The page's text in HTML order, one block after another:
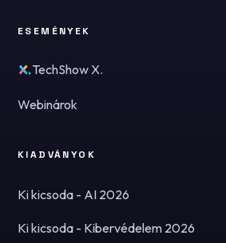
ESEMÉNYEK
TechShow X.
Webinárok
KIADVÁNYOK
Ki kicsoda - AI 2026
Ki kicsoda - Kibervédelem 2026